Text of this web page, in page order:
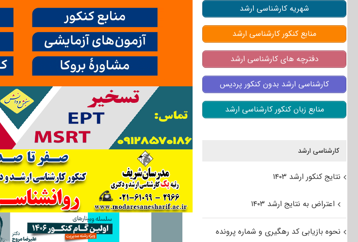
شهریه کارشناسی ارشد
منابع کنکور کارشناسی ارشد
دفترچه های کارشناسی ارشد
کارشناسی ارشد بدون کنکور پردیس
منابع زبان کنکور کارشناسی ارشد
کارشناسی ارشد
نتایج کنکور ارشد ۱۴۰۳
اعتراض به نتایج ارشد ۱۴۰۳
نحوه بازیابی کد رهگیری و شماره پرونده